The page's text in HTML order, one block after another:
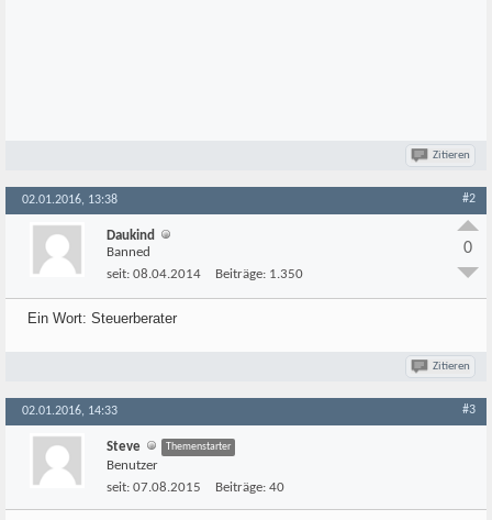
Zitieren
02.01.2016, 13:38 #2
Daukind
Banned
seit: 08.04.2014 Beiträge: 1.350
0
Ein Wort: Steuerberater
Zitieren
02.01.2016, 14:33 #3
Steve Themenstarter
Benutzer
seit: 07.08.2015 Beiträge: 40